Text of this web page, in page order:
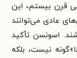
قرن بیستم، این
عادی می‌توانند
اسونسن تأکید
نیست، بلکه